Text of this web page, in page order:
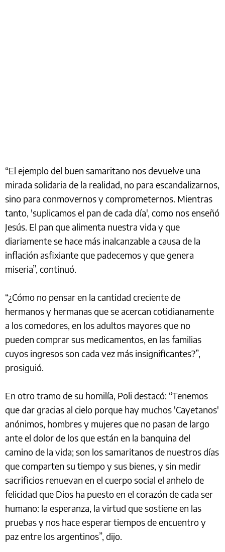
“El ejemplo del buen samaritano nos devuelve una
mirada solidaria de la realidad, no para escandalizarnos,
sino para conmovernos y comprometernos. Mientras
tanto, 'suplicamos el pan de cada día', como nos enseñó
Jesús. El pan que alimenta nuestra vida y que
diariamente se hace más inalcanzable a causa de la
inflación asfixiante que padecemos y que genera
miseria”, continuó.
“¿Cómo no pensar en la cantidad creciente de
hermanos y hermanas que se acercan cotidianamente
a los comedores, en los adultos mayores que no
pueden comprar sus medicamentos, en las familias
cuyos ingresos son cada vez más insignificantes?”,
prosiguió.
En otro tramo de su homilía, Poli destacó: “Tenemos
que dar gracias al cielo porque hay muchos 'Cayetanos'
anónimos, hombres y mujeres que no pasan de largo
ante el dolor de los que están en la banquina del
camino de la vida; son los samaritanos de nuestros días
que comparten su tiempo y sus bienes, y sin medir
sacrificios renuevan en el cuerpo social el anhelo de
felicidad que Dios ha puesto en el corazón de cada ser
humano: la esperanza, la virtud que sostiene en las
pruebas y nos hace esperar tiempos de encuentro y
paz entre los argentinos”, dijo.